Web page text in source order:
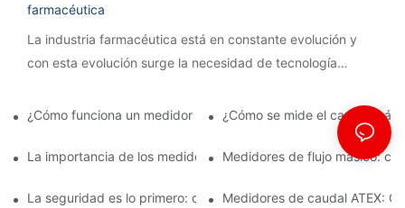
farmacéutica
La industria farmacéutica está en constante evolución y
con esta evolución surge la necesidad de tecnología
precisión.
¿Cómo funciona un medidor de caudal Coriolis?
¿Cómo se mide el caudal
La importancia de los medidores de flujo másico en la
Medidores de flujo másico:
La seguridad es lo primero: comprensión de los caudalímetros
Medidores de caudal ATEX: